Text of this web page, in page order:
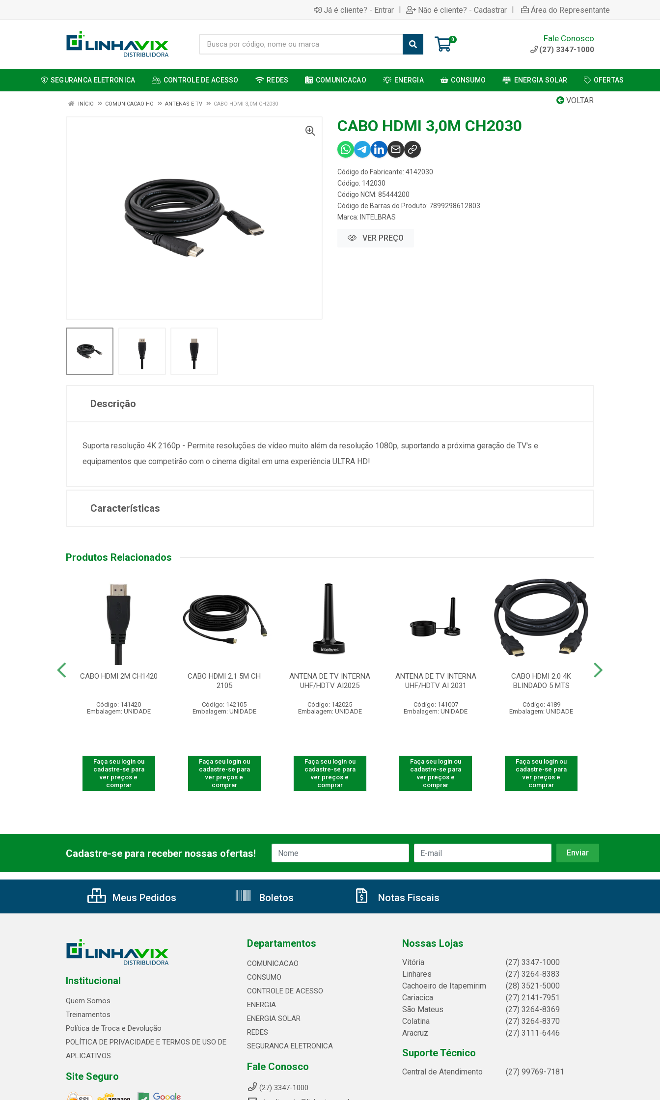
Já é cliente? - Entrar | Não é cliente? - Cadastrar | Área do Representante
0 Fale Conosco
(27) 3347-1000
SEGURANCA ELETRONICA CONTROLE DE ACESSO REDES COMUNICACAO ENERGIA CONSUMO ENERGIA SOLAR OFERTAS
VOLTAR
INÍCIO COMUNICACAO HO ANTENAS E TV CABO HDMI 3,0M CH2030
CABO HDMI 3,0M CH2030
Código do Fabricante: 4142030
Código: 142030
Código NCM: 85444200
Código de Barras do Produto: 7899298612803
Marca: INTELBRAS
VER PREÇO
Descrição
Suporta resolução 4K 2160p - Permite resoluções de vídeo muito além da resolução 1080p, suportando a próxima geração de TV's e
equipamentos que competirão com o cinema digital em uma experiência ULTRA HD!
Características
Produtos Relacionados
CABO HDMI 2M CH1420
Código: 141420
Embalagem: UNIDADE
Faça seu login ou
cadastre-se para
ver preços e
comprar
CABO HDMI 2.1 5M CH
2105
Código: 142105
Embalagem: UNIDADE
Faça seu login ou
cadastre-se para
ver preços e
comprar
ANTENA DE TV INTERNA
UHF/HDTV AI2025
Código: 142025
Embalagem: UNIDADE
Faça seu login ou
cadastre-se para
ver preços e
comprar
ANTENA DE TV INTERNA
UHF/HDTV AI 2031
Código: 141007
Embalagem: UNIDADE
Faça seu login ou
cadastre-se para
ver preços e
comprar
CABO HDMI 2.0 4K
BLINDADO 5 MTS
Código: 4189
Embalagem: UNIDADE
Faça seu login ou
cadastre-se para
ver preços e
comprar
Cadastre-se para receber nossas ofertas!
Meus Pedidos Boletos Notas Fiscais
Institucional
Quem Somos
Treinamentos
Política de Troca e Devolução
POLÍTICA DE PRIVACIDADE E TERMOS DE USO DE
APLICATIVOS
Site Seguro
Departamentos
COMUNICACAO
CONSUMO
CONTROLE DE ACESSO
ENERGIA
ENERGIA SOLAR
REDES
SEGURANCA ELETRONICA
Fale Conosco
(27) 3347-1000
Nossas Lojas
Vitória
(27) 3347-1000
Linhares
(27) 3264-8383
Cachoeiro de Itapemirim
(28) 3521-5000
Cariacica
(27) 2141-7951
São Mateus
(27) 3264-8369
Colatina
(27) 3264-8370
Aracruz
(27) 3111-6446
Suporte Técnico
Central de Atendimento (27) 99769-7181